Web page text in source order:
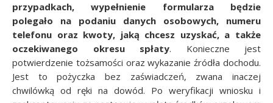
przypadkach, wypełnienie formularza będzie
polegało na podaniu danych osobowych, numeru
telefonu oraz kwoty, jaką chcesz uzyskać, a także
oczekiwanego okresu spłaty. Konieczne jest
potwierdzenie tożsamości oraz wykazanie źródła dochodu.
Jest to pożyczka bez zaświadczeń, zwana inaczej
chwilówką od ręki na dowód. Po weryfikacji wniosku i